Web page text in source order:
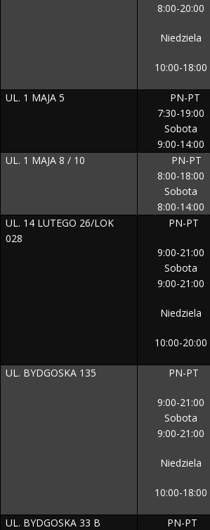
8:00-20:00
Niedziela
10:00-18:00
UL. 1 MAJA 5
PN-PT
7:30-19:00
Sobota
9:00-14:00
UL. 1 MAJA 8 / 10
PN-PT
8:00-18:00
Sobota
8:00-14:00
UL. 14 LUTEGO 26/LOK
028
PN-PT
9:00-21:00
Sobota
9:00-21:00
Niedziela
10:00-20:00
UL. BYDGOSKA 135 PN-PT
9:00-21:00
Sobota
9:00-21:00
Niedziela
10:00-18:00
UL. BYDGOSKA 33 B
PN-PT